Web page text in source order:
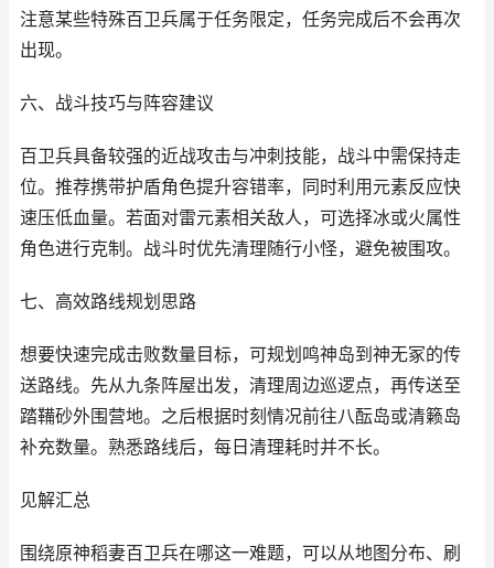
注意某些特殊百卫兵属于任务限定，任务完成后不会再次
出现。
六、战斗技巧与阵容建议
百卫兵具备较强的近战攻击与冲刺技能，战斗中需保持走
位。推荐携带护盾角色提升容错率，同时利用元素反应快
速压低血量。若面对雷元素相关敌人，可选择冰或火属性
角色进行克制。战斗时优先清理随行小怪，避免被围攻。
七、高效路线规划思路
想要快速完成击败数量目标，可规划鸣神岛到神无冢的传
送路线。先从九条阵屋出发，清理周边巡逻点，再传送至
踏鞴砂外围营地。之后根据时刻情况前往八酝岛或清籁岛
补充数量。熟悉路线后，每日清理耗时并不长。
见解汇总
围绕原神稻妻百卫兵在哪这一难题，可以从地图分布、刷